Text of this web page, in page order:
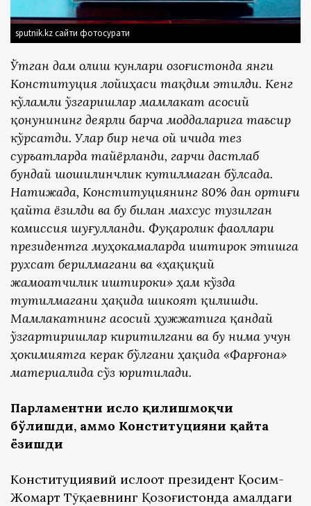
sputnik.kz сайти фотосурати
Ўтган дам олиш кунлари Қозоғистонда янги
Конституция лойиҳаси тақдим этилди. Кенг
кўламли ўзгаришлар мамлакат асосий
қонунининг деярли барча моддаларига таъсир
кўрсатди. Улар бир неча ой ичида тез
суръатларда тайёрланди, гарчи дастлаб
бундай шошилинчлик кутилмаган бўлсада.
Натижада, Конституциянинг 80% дан ортиғи
қайта ёзилди ва бу билан махсус тузилган
комиссия шуғулланди. Фуқаролик фаоллари
президентга муҳокамаларда иштирок этишга
рухсат берилмагани ва «ҳақиқий
жамоатчилик иштироки» ҳам кўзда
тутилмагани ҳақида шикоят қилишди.
Мамлакатнинг асосий ҳужжатига қандай
ўзгартиришлар киритилгани ва бу нима учун
ҳокимиятга керак бўлгани ҳақида «Фарғона»
материалида сўз юритилади.
Парламентни ислоҳ қилишмоқчи
бўлишди, аммо Конституцияни қайта
ёзишди
Конституциявий ислоҳот президент Қосим-
Жомарт Тўқаевнинг Қозоғистонда амалдаги